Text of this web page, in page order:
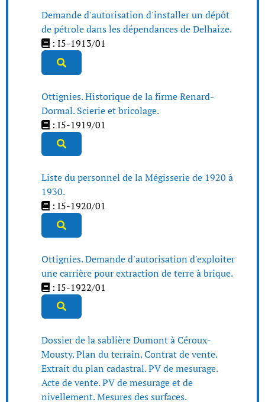
Demande d'autorisation d'installer un dépôt
de pétrole dans les dépendances de Delhaize.
: I5-1913/01
Ottignies. Historique de la firme Renard-
Dormal. Scierie et bricolage.
: I5-1919/01
Liste du personnel de la Mégisserie de 1920 à
1930.
: I5-1920/01
Ottignies. Demande d'autorisation d'exploiter
une carrière pour extraction de terre à brique.
: I5-1922/01
Dossier de la sablière Dumont à Céroux-
Mousty. Plan du terrain. Contrat de vente.
Extrait du plan cadastral. PV de mesurage.
Acte de vente. PV de mesurage et de
nivellement. Mesures des surfaces.